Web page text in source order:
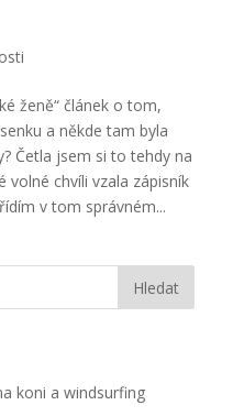
ženě“ článek o tom,
a někde tam byla
Četla jsem si to tehdy na
chvíli vzala zápisník
v tom správném...
koni a windsurfing